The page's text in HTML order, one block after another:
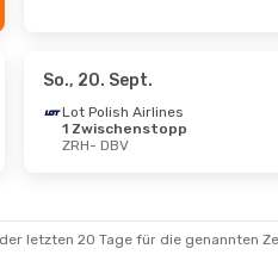
- Do., 24. Sept.
So., 20. Sept.
Lot Polish Airlines
1 Zwischenstopp
ZRH- DBV
letzten 20 Tage für die